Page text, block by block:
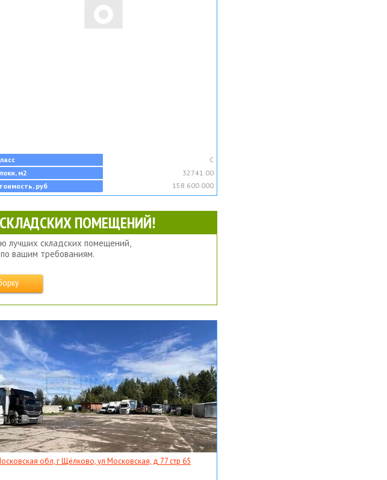
C
м2
32741.00
руб
158 600 000
ПОМЕЩЕНИЙ!
лучших складских помещений,
вашим требованиям.
обл, г Щёлково, ул Московская, д 77 стр 65